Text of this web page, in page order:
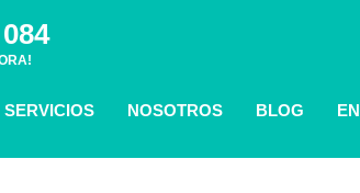
SERVICIOS NOSOTROS BLOG